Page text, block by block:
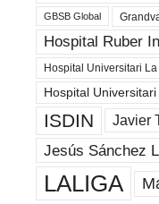
GBSB Global
Hospital Ruber
Hospital Universitari
Hospital
ISDIN Javier
Jesús Sánchez
LALIGA